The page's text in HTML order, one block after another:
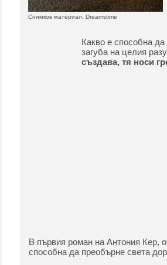
Снимков материал: Dreamstime
Какво е способна
загуба на целия
създава, тя носи
В първия роман на Антония Кер,
способна да преобърне света